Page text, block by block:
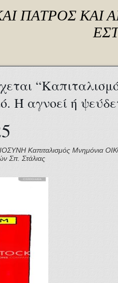
ΠΑΤΡΟΣ ΚΑΙ
Ή αγνοεί ή
Καπιταλισμός Μνημόνια
Σπ. Στάλιας